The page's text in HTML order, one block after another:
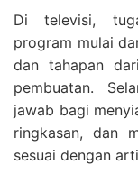
Di televisi,
program mulai
dan tahapan
pembuatan.
jawab bagi
ringkasan, dan
sesuai dengan